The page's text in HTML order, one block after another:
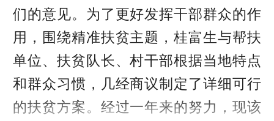
们的意见。为了更好发挥干部群众的作
用，围绕精准扶贫主题，桂富生与帮扶
单位、扶贫队长、村干部根据当地特点
和群众习惯，几经商议制定了详细可行
的扶贫方案。经过一年来的努力，现该